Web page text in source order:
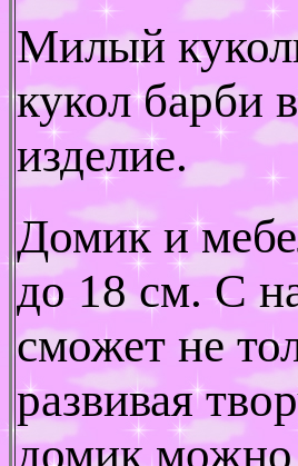
Милый
кукол барби
изделие.
Домик и
до 18 см. С
сможет не
развивая
домик можно